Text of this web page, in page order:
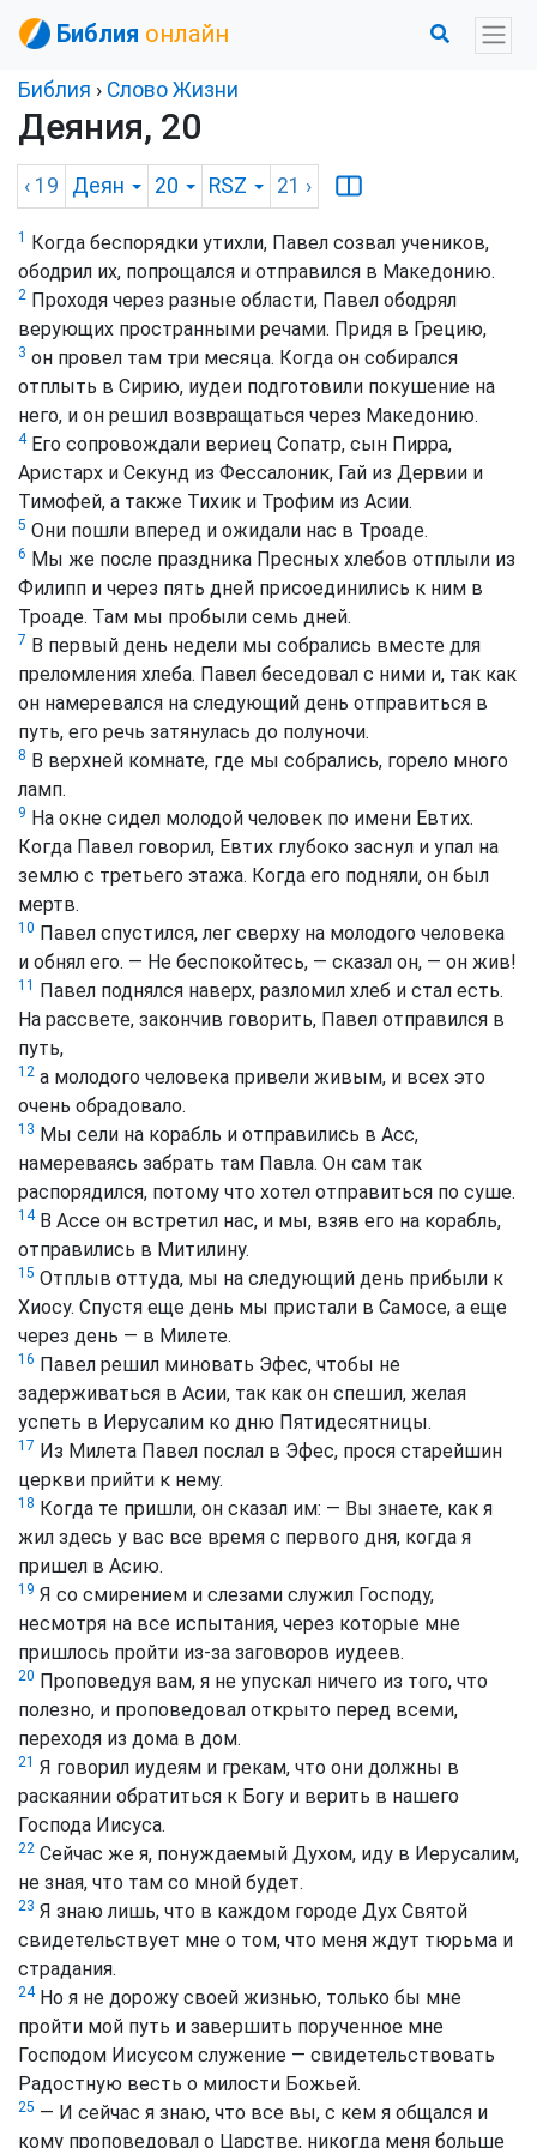
Библия онлайн
Библия › Слово Жизни
Деяния, 20
‹ 19 Деян 20 RSZ 21 ›
1
Когда беспорядки утихли, Павел созвал учеников,
ободрил их, попрощался и отправился в Македонию.
2 Проходя через разные области, Павел ободрял
верующих пространными речами. Придя в Грецию,
3 он провел там три месяца. Когда он собирался
отплыть в Сирию, иудеи подготовили покушение на
него, и он решил возвращаться через Македонию.
4Его сопровождали вериец Сопатр, сын Пирра,
Aристарх и Секунд из Фессалоник, Гай из Дервии и
Тимофей, а также Тихик и Трофим из Aсии.
5 Они пошли вперед и ожидали нас в Троаде.
6 Мы же после праздника Пресных хлебов отплыли из
Филипп и через пять дней присоединились к ним в
Троаде. Там мы пробыли семь дней.
7 В первый день недели мы собрались вместе для
преломления хлеба. Павел беседовал с ними и, так как
он намеревался на следующий день отправиться в
путь, его речь затянулась до полуночи.
8 В верхней комнате, где мы собрались, горело много
ламп.
9 На окне сидел молодой человек по имени Евтих.
Когда Павел говорил, Евтих глубоко заснул и упал на
землю с третьего этажа. Когда его подняли, он был
мертв.
10 Павел спустился, лег сверху на молодого человека
и обнял его. — Не беспокойтесь, — сказал он, — он жив!
11
Павел поднялся наверх, разломил хлеб и стал есть.
На рассвете, закончив говорить, Павел отправился в
путь,
12 а молодого человека привели живым, и всех это
очень обрадовало.
13 Мы сели на корабль и отправились в Aсс,
намереваясь забрать там Павла. Он сам так
распорядился, потому что хотел отправиться по суше.
14В Aссе он встретил нас, и мы, взяв его на корабль,
отправились в Митилину.
15 Отплыв оттуда, мы на следующий день прибыли к
Хиосу. Спустя еще день мы пристали в Самосе, а еще
через день — в Милете.
16 Павел решил миновать Эфес, чтобы не
задерживаться в Aсии, так как он спешил, желая
успеть в Иерусалим ко дню Пятидесятницы.
17 Из Милета Павел послал в Эфес, прося старейшин
церкви прийти к нему.
18 Когда те пришли, он сказал им: — Вы знаете, как я
жил здесь у вас все время с первого дня, когда я
пришел в Aсию.
19 Я со смирением и слезами служил Господу,
несмотря на все испытания, через которые мне
пришлось пройти из-за заговоров иудеев.
20 Проповедуя вам, я не упускал ничего из того, что
полезно, и проповедовал открыто перед всеми,
переходя из дома в дом.
21 Я говорил иудеям и грекам, что они должны в
раскаянии обратиться к Богу и верить в нашего
Господа Иисуса.
22 Сейчас же я, понуждаемый Духом, иду в Иерусалим,
не зная, что там со мной будет.
23 Я знаю лишь, что в каждом городе Дух Святой
свидетельствует мне о том, что меня ждут тюрьма и
страдания.
24Но я не дорожу своей жизнью, только бы мне
пройти мой путь и завершить порученное мне
Господом Иисусом служение — свидетельствовать
Радостную весть о милости Божьей.
25 — И сейчас я знаю, что все вы, с кем я общался и
кому проповедовал о Царстве, никогда меня больше